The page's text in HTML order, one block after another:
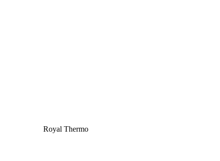
Royal Thermo